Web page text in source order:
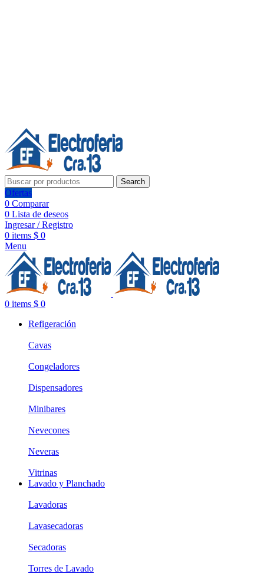
Search
Ofertas
0 Comparar
0 Lista de deseos
Ingresar / Registro
0 items $ 0
Menu
0 items $ 0
Refigeración
Cavas
Congeladores
Dispensadores
Minibares
Nevecones
Neveras
Vitrinas
Lavado y Planchado
Lavadoras
Lavasecadoras
Secadoras
Torres de Lavado